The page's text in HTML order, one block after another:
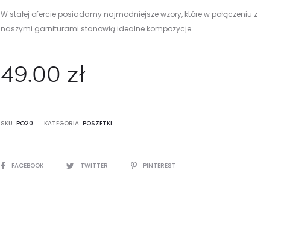
W stałej ofercie posiadamy najmodniejsze wzory, które w połączeniu z
naszymi garniturami stanowią idealne kompozycje.
49.00 zł
SKU: PO20 KATEGORIA: POSZETKI
SHAREFACEBOOK TWITTER PINTEREST